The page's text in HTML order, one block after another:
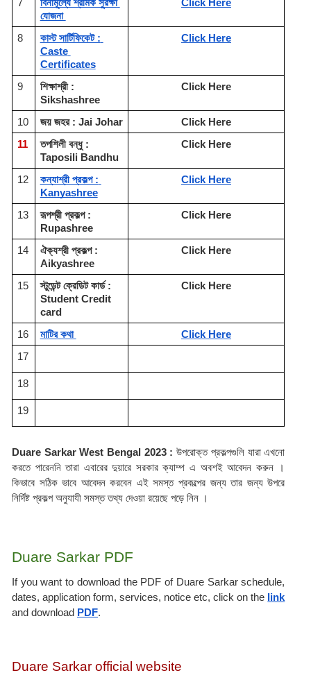
7
বিনামূল্যে শ্রমিক সুরক্ষা
যোজনা
Click Here
8
কাস্ট সার্টিফিকেট :
Caste
Certificates
Click Here
9
শিক্ষাশ্রী :
Sikshashree
Click Here
10 জয় জহর : Jai Johar
Click Here
11
তপশিলী বন্ধু :
Taposili Bandhu
Click Here
12
কন্যাশ্রী প্রকল্প :
Kanyashree
Click Here
13
রূপশ্রী প্রকল্প :
Rupashree
Click Here
14
ঐক্যশ্রী প্রকল্প :
Aikyashree
Click Here
15
স্টুডেন্ট ক্রেডিট কার্ড :
Student Credit
card
Click Here
16 মাটির কথা
Click Here
17
18
19
Duare Sarkar West Bengal 2023 : উপরোক্ত প্রকল্পগুলি যারা এখনো
করতে পারেননি তারা এবারের দুয়ারে সরকার ক্যাম্প এ অবশই আবেদন করুন ।
কিভাবে সঠিক ভাবে আবেদন করবেন এই সমস্ত প্রকল্পের জন্য তার জন্য উপরে
নির্দিষ্ট প্রকল্প অনুযাযী সমস্ত তথ্য দেওয়া রয়েছে পড়ে নিন ।
Duare Sarkar PDF
If you want to download the PDF of Duare Sarkar schedule,
dates, application form, services, notice etc, click on the link
and download PDF.
Duare Sarkar official website